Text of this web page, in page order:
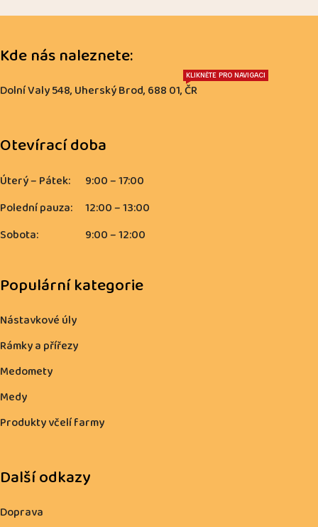
Kde nás naleznete:
Dolní Valy 548, Uherský Brod, 688 01, ČR
KLIKNĚTE PRO NAVIGACI
Otevírací doba
Úterý – Pátek:
9:00 – 17:00
Polední pauza:
12:00 – 13:00
Sobota:
9:00 – 12:00
Populární kategorie
Nástavkové úly
Rámky a přířezy
Medomety
Medy
Produkty včelí farmy
Další odkazy
Doprava